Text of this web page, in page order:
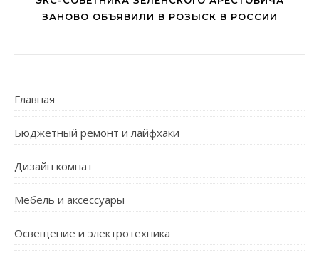
ЗАНОВО ОБЪЯВИЛИ В РОЗЫСК В РОССИИ
Главная
Бюджетный ремонт и лайфхаки
Дизайн комнат
Мебель и аксессуары
Освещение и электротехника